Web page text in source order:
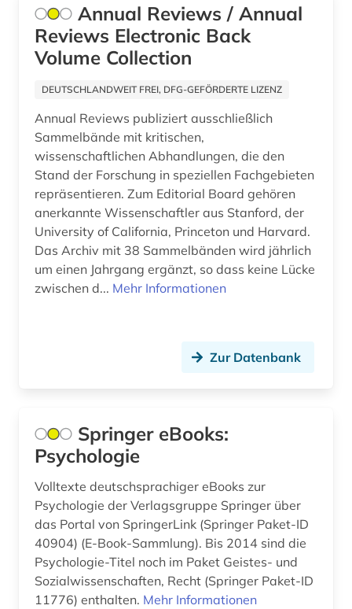
wirtschaft (3)
wirtschaft und marketing (1)
zahnmedizin (1)
zeitschrift (2)
zeitschriftenaufsatz (1)
öffentliches gesundheitswesen (1)
Annual Reviews / Annual
Reviews Electronic Back
Volume Collection
DEUTSCHLANDWEIT FREI, DFG-GEFÖRDERTE LIZENZ
Annual Reviews publiziert ausschließlich
Sammelbände mit kritischen,
wissenschaftlichen Abhandlungen, die den
Stand der Forschung in speziellen Fachgebieten
repräsentieren. Zum Editorial Board gehören
anerkannte Wissenschaftler aus Stanford, der
University of California, Princeton und Harvard.
Das Archiv mit 38 Sammelbänden wird jährlich
um einen Jahrgang ergänzt, so dass keine Lücke
zwischen d... Mehr Informationen
Zur Datenbank
Springer eBooks:
Psychologie
Volltexte deutschsprachiger eBooks zur
Psychologie der Verlagsgruppe Springer über
das Portal von SpringerLink (Springer Paket-ID
40904) (E-Book-Sammlung). Bis 2014 sind die
Psychologie-Titel noch im Paket Geistes- und
Sozialwissenschaften, Recht (Springer Paket-ID
11776) enthalten. Mehr Informationen